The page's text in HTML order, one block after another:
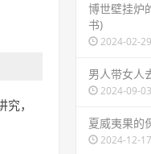
，
博世壁挂炉
书)
2024-02-29
男人带女人
2024-09-03
夏威夷果的
2024-12-17